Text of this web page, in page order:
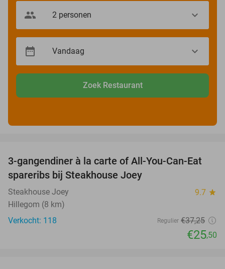
Zoek Restaurant
32%
3-gangendiner à la carte of All-You-Can-Eat
spareribs bij Steakhouse Joey
Steakhouse Joey 9.7 star
Hillegom (8 km)
Verkocht: 118
Regulier €37,25
€25,50